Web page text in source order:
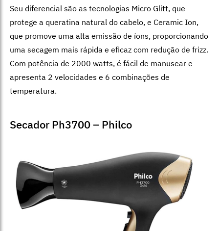
Seu diferencial são as tecnologias Micro Glitt, que
protege a queratina natural do cabelo, e Ceramic Ion,
que promove uma alta emissão de íons, proporcionando
uma secagem mais rápida e eficaz com redução de frizz.
Com potência de 2000 watts, é fácil de manusear e
apresenta 2 velocidades e 6 combinações de
temperatura.
Secador Ph3700 – Philco